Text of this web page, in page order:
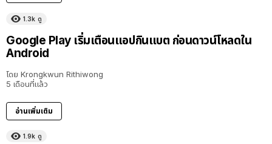
1.3k ดู
Google Play เริ่มเตือนแอปกินแบต ก่อนดาวน์โหลดใน
Android
โดย Krongkwun Rithiwong
5 เดือนที่แล้ว
อ่านเพิ่มเติม
1.9k ดู